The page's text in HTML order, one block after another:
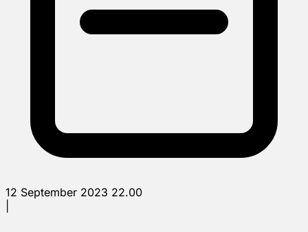
12 September 2023 22.00